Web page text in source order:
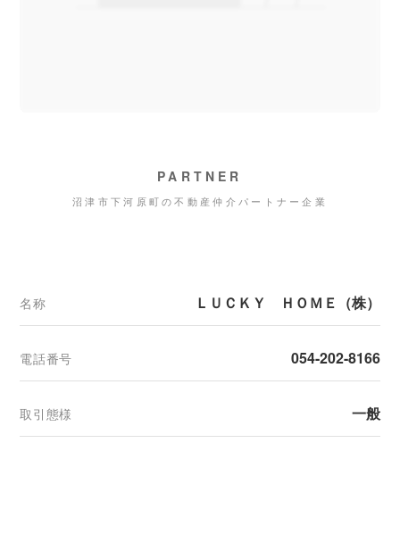
PARTNER
沼津市下河原町の不動産仲介パートナー企業
名称 ＬＵＣＫＹ ＨＯＭＥ（株）
電話番号 054-202-8166
取引態様 一般